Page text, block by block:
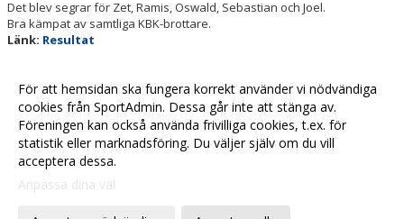
Det blev segrar för Zet, Ramis, Oswald, Sebastian och Joel.
Bra kämpat av samtliga KBK-brottare.
Länk: Resultat
Skurups SK - Björnekulla BK 23-12
För att hemsidan ska fungera korrekt använder vi nödvändiga
cookies från SportAdmin. Dessa går inte att stänga av.
Föreningen kan också använda frivilliga cookies, t.ex. för
statistik eller marknadsföring. Du väljer själv om du vill
acceptera dessa.
Anpassa dina val